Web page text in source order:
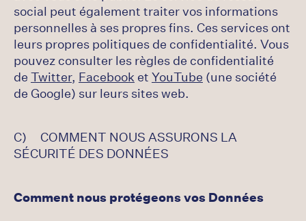
social peut également traiter vos informations
personnelles à ses propres fins. Ces services ont
leurs propres politiques de confidentialité. Vous
pouvez consulter les règles de confidentialité
de Twitter, Facebook et YouTube (une société
de Google) sur leurs sites web.
C) COMMENT NOUS ASSURONS LA
SÉCURITÉ DES DONNÉES
Comment nous protégeons vos Données